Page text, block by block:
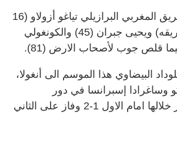
وسجل أهداف الفريق المغربي البرازيلي تياغو أزولاو (16
خطا في مرمى فريقه) ويحيى جبران (45) والكونغولي
البيضاوي هذا الموسم الى أنغولا،
وساغرادا إسبرانسا في دور
المجموعات، خسر خلالها امام الاول 1-2 وفاز على الثاني